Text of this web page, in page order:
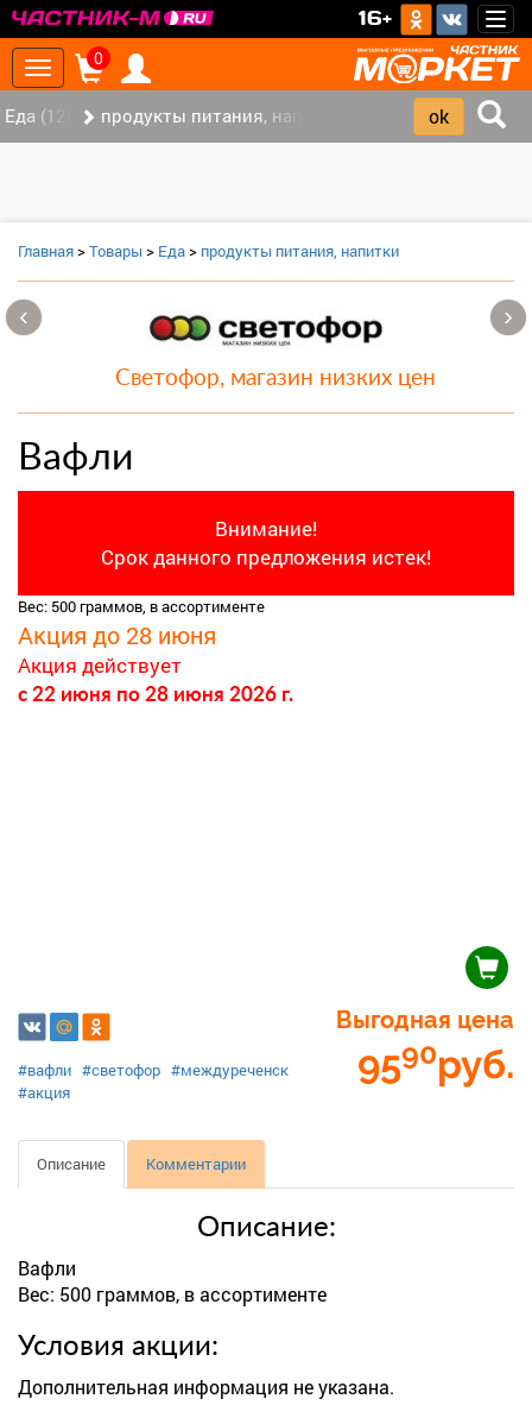
16+
Toggle
navigation
0
Еда (12) продукты питания, напитки (7)
Главная>Товары > Еда> продукты питания, напитки
Светофор, магазин низких цен
Вафли
Внимание!
Срок данного предложения истек!
Вес: 500 граммов, в ассортименте
Акция до 28 июня
Акция действует
c 22 июня по 28 июня 2026 г.
Выгодная цена
9590руб.
#вафли #светофор #междуреченск
#акция
Описание Комментарии
Описание:
Вафли
Вес: 500 граммов, в ассортименте
Условия акции:
Дополнительная информация не указана.
‹ ›